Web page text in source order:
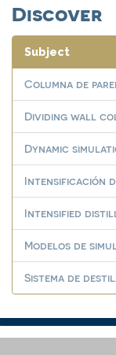
Discover
Subject
Columna de
Dividing wall
Dynamic
Intensificación
Intensified
Modelos de
Sistema de